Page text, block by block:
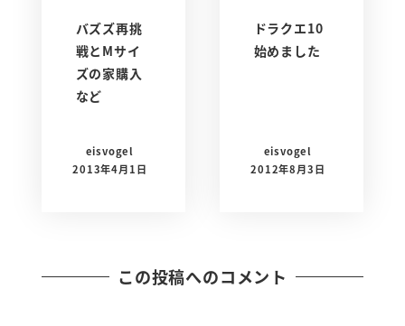
バズズ再挑
戦とMサイ
ズの家購入
など
eisvogel
2013年4月1日
ドラクエ10
始めました
eisvogel
2012年8月3日
この投稿へのコメント